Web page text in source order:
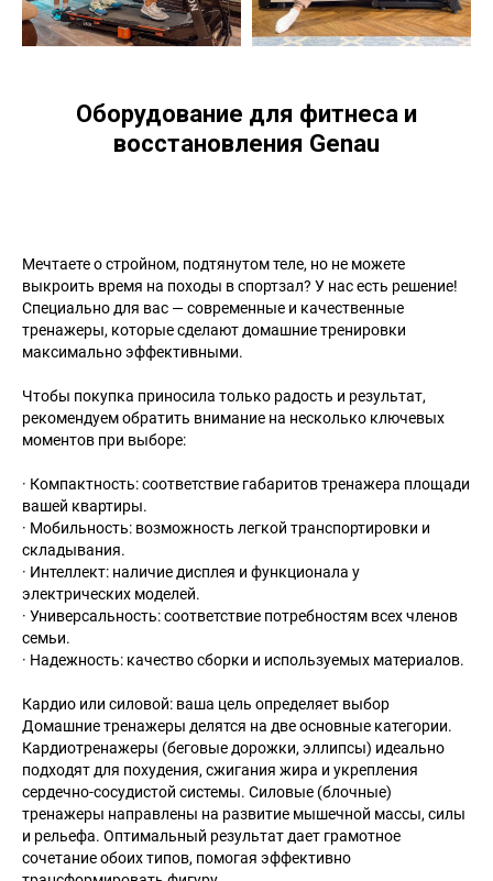
Оборудование для фитнеса и
восстановления Genau
Мечтаете о стройном, подтянутом теле, но не можете
выкроить время на походы в спортзал? У нас есть решение!
Специально для вас — современные и качественные
тренажеры, которые сделают домашние тренировки
максимально эффективными.
Чтобы покупка приносила только радость и результат,
рекомендуем обратить внимание на несколько ключевых
моментов при выборе:
· Компактность: соответствие габаритов тренажера площади
вашей квартиры.
· Мобильность: возможность легкой транспортировки и
складывания.
· Интеллект: наличие дисплея и функционала у
электрических моделей.
· Универсальность: соответствие потребностям всех членов
семьи.
· Надежность: качество сборки и используемых материалов.
Кардио или силовой: ваша цель определяет выбор
Домашние тренажеры делятся на две основные категории.
Кардиотренажеры (беговые дорожки, эллипсы) идеально
подходят для похудения, сжигания жира и укрепления
сердечно-сосудистой системы. Силовые (блочные)
тренажеры направлены на развитие мышечной массы, силы
и рельефа. Оптимальный результат дает грамотное
сочетание обоих типов, помогая эффективно
© 2011-2026 GENAU ТОО «Sortex Techno». Все права защищены.
Цены у дилеров и розничных магазинах компании
Genau могут отличаться от указанных на сайте. Вы
принимаете условия политики конфиденциальности и
пользовательского соглашения каждый раз, когда
оставляете свои данные в любой форме обратной
связи на сайте Genau.kz.
Активно сотрудничаем с дилерами в регионах и
интернет магазинами. Для предложений по
сотрудничеству пишите на info@genau.kz
Наши социальные сети